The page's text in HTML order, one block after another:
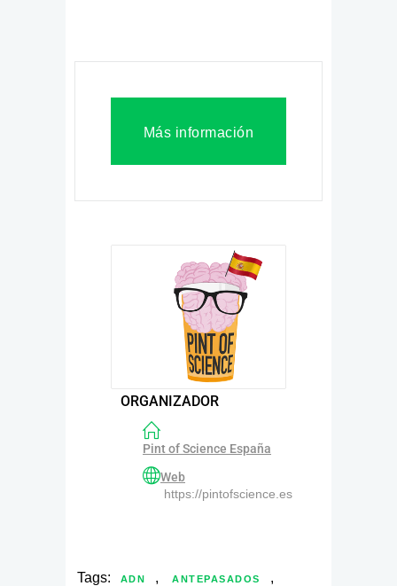
Más información
ORGANIZADOR
Pint of Science España
Web
https://pintofscience.es
Tags: ADN , ANTEPASADOS ,